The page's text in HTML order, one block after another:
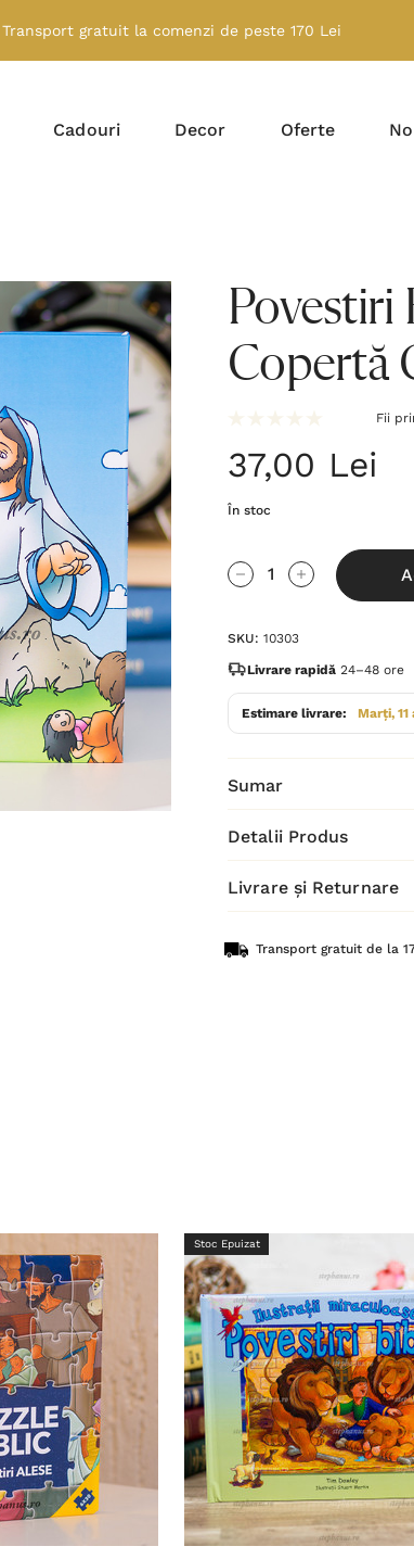
Transport gratuit la comenzi de peste 170 Lei
Cadouri Decor Oferte
Povestiri
Copertă
Fii
37,00 Lei
În stoc
Grăbește-
te!
curent
este:
Cantitate scăzută:
Cantitate
SKU: 10303
Livrare rapidă 24–48 ore
Estimare livrare: Marți, 11
Sumar
Detalii Produs
Livrare și Returnare
Transport gratuit de la
Stoc Epuizat